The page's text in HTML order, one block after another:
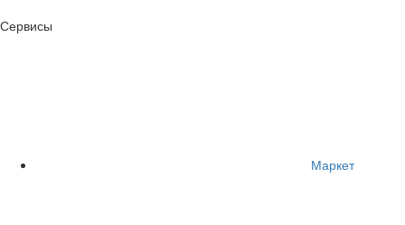
Сервисы
Маркет